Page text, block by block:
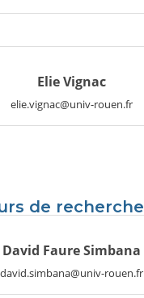
Elie Vignac
elie.vignac@univ-rouen.fr
de recherche
David Faure Simbana
david.simbana@univ-rouen.fr